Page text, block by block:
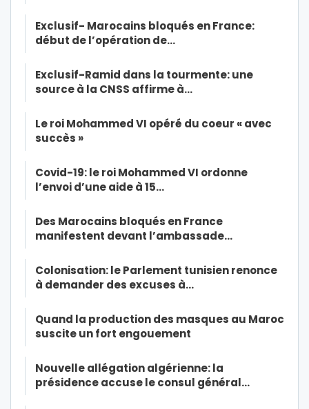
Exclusif- Marocains bloqués en France:
début de l’opération de…
Exclusif-Ramid dans la tourmente: une
source à la CNSS affirme à…
Le roi Mohammed VI opéré du coeur « avec
succès »
Covid-19: le roi Mohammed VI ordonne
l’envoi d’une aide à 15…
Des Marocains bloqués en France
manifestent devant l’ambassade…
Colonisation: le Parlement tunisien renonce
à demander des excuses à…
Quand la production des masques au Maroc
suscite un fort engouement
Nouvelle allégation algérienne: la
présidence accuse le consul général…